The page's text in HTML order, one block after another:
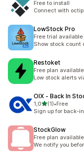
Free to install
Connect with
LowStock Pro
Free trial available
Show stock count
Restoket
Free plan available
Low stock alerts
OIX ‑ Back In
1,05 yıldız
(1)
toplam 1•Free
Sign up for back-
StockGlow
Free plan available
We notify you